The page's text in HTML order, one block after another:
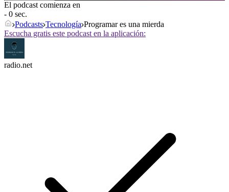
El podcast comienza en
- 0 sec.
Podcasts Tecnología Programar es una mierda
Escucha gratis este podcast en la aplicación:
radio.net